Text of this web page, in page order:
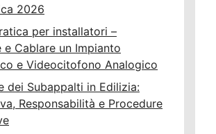
2026
per installatori –
e Cablare un Impianto
e Videocitofono Analogico
dei Subappalti in Edilizia:
Responsabilità e Procedure